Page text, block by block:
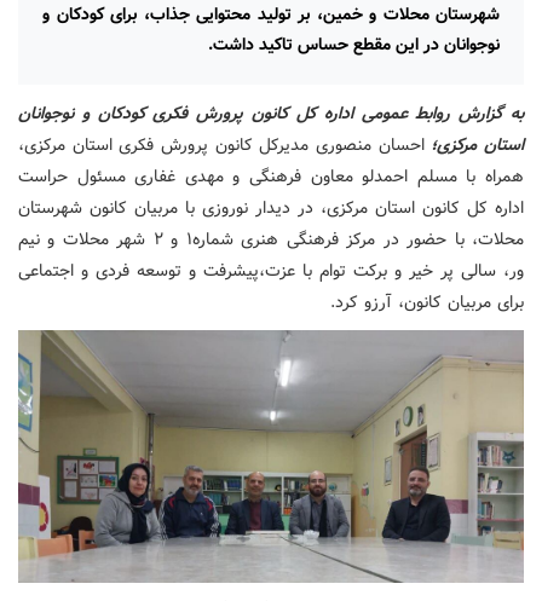
شهرستان محلات و خمین، بر تولید محتوایی جذاب، برای کودکان و
نوجوانان در این مقطع حساس تاکید داشت.
به گزارش روابط عمومی اداره کل کانون پرورش فکری کودکان و نوجوانان
استان مرکزی؛احسان منصوری مدیرکل کانون پرورش فکری استان مرکزی،
همراه با مسلم احمدلو معاون فرهنگی و مهدی غفاری مسئول حراست
اداره کل کانون استان مرکزی، در دیدار نوروزی با مربیان کانون شهرستان
محلات، با حضور در مرکز فرهنگی هنری شماره۱ و ۲ شهر محلات و نیم
ور، سالی پر خیر و برکت توام با عزت،پیشرفت و توسعه فردی و اجتماعی
برای مربیان کانون، آرزو کرد.